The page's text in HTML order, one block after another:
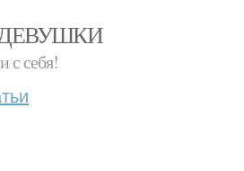
ДЕВУШКИ
с себя!